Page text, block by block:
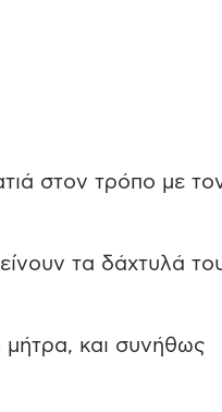
στον τρόπο με
τα δάχτυλά
μήτρα, και συνήθως